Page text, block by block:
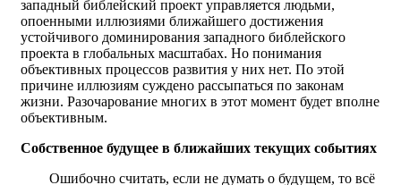
западный библейский проект управляется людьми,
опоенными иллюзиями ближайшего достижения
устойчивого доминирования западного библейского
проекта в глобальных масштабах. Но понимания
объективных процессов развития у них нет. По этой
причине иллюзиям суждено рассыпаться по законам
жизни. Разочарование многих в этот момент будет вполне
объективным.
Собственное будущее в ближайших текущих событиях
Ошибочно считать, если не думать о будущем, то всё